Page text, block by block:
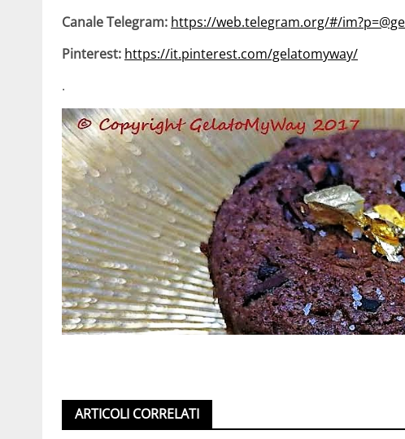
Canale Telegram: https://web.telegram.org/#/
Pinterest: https://it.pinterest.com/gelatomyway/
.
ARTICOLI CORRELATI